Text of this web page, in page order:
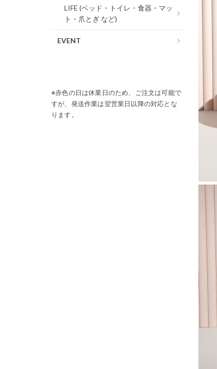
LIFE (ベッド・トイレ・食器・マッ
ト・爪とぎ など)
EVENT
※赤色の日は休業日のため、ご注文は可能で
すが、発送作業は翌営業日以降の対応とな
ります。